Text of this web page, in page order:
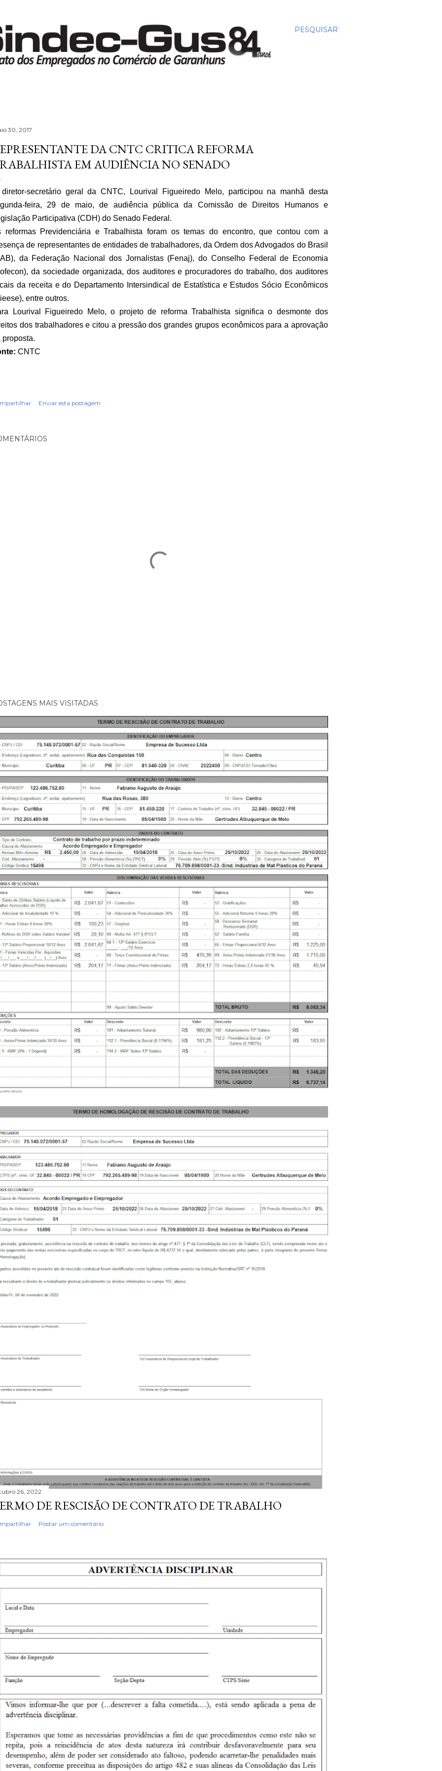
PESQUISAR
30, 2017
DA CNTC CRITICA REFORMA
EM AUDIÊNCIA NO SENADO
secretário geral da CNTC, Lourival Figueiredo Melo, participou na manhã desta
feira, 29 de maio, de audiência pública da Comissão de Direitos Humanos e
Participativa (CDH) do Senado Federal.
reformas Previdenciária e Trabalhista foram os temas do encontro, que contou com a
de representantes de entidades de trabalhadores, da Ordem dos Advogados do Brasil
da Federação Nacional dos Jornalistas (Fenaj), do Conselho Federal de Economia
da sociedade organizada, dos auditores e procuradores do trabalho, dos auditores
da receita e do Departamento Intersindical de Estatística e Estudos Sócio Econômicos
entre outros.
Lourival Figueiredo Melo, o projeto de reforma Trabalhista significa o desmonte dos
dos trabalhadores e citou a pressão dos grandes grupos econômicos para a aprovação
proposta.
CNTC
Enviar esta postagem
MAIS VISITADAS
26, 2022
DE RESCISÃO DE CONTRATO DE TRABALHO
Postar um comentário